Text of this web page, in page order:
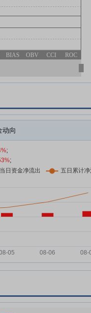
BIAS OBV CCI ROC
动向
;
;